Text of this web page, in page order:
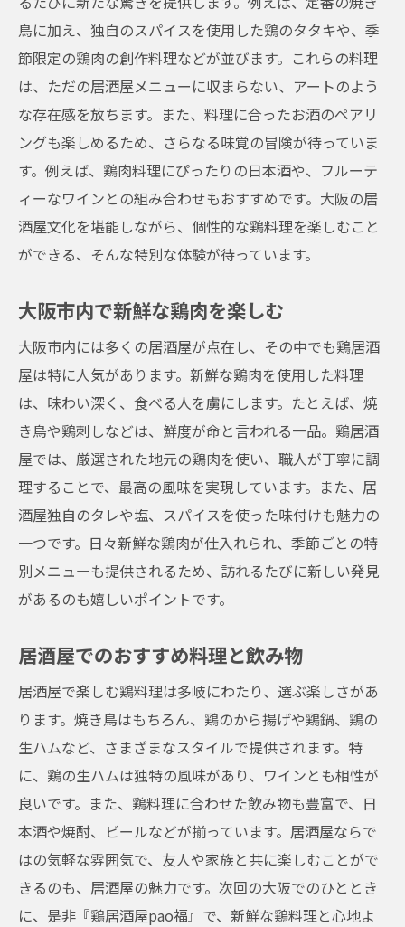
鳥に加え、独自のスパイスを使用した鶏のタタキや、季
節限定の鶏肉の創作料理などが並びます。これらの料理
は、ただの居酒屋メニューに収まらない、アートのよう
な存在感を放ちます。また、料理に合ったお酒のペアリ
ングも楽しめるため、さらなる味覚の冒険が待っていま
す。例えば、鶏肉料理にぴったりの日本酒や、フルーテ
ィーなワインとの組み合わせもおすすめです。大阪の居
酒屋文化を堪能しながら、個性的な鶏料理を楽しむこと
ができる、そんな特別な体験が待っています。
大阪市内で新鮮な鶏肉を楽しむ
大阪市内には多くの居酒屋が点在し、その中でも鶏居酒
屋は特に人気があります。新鮮な鶏肉を使用した料理
は、味わい深く、食べる人を虜にします。たとえば、焼
き鳥や鶏刺しなどは、鮮度が命と言われる一品。鶏居酒
屋では、厳選された地元の鶏肉を使い、職人が丁寧に調
理することで、最高の風味を実現しています。また、居
酒屋独自のタレや塩、スパイスを使った味付けも魅力の
一つです。日々新鮮な鶏肉が仕入れられ、季節ごとの特
別メニューも提供されるため、訪れるたびに新しい発見
があるのも嬉しいポイントです。
居酒屋でのおすすめ料理と飲み物
居酒屋で楽しむ鶏料理は多岐にわたり、選ぶ楽しさがあ
ります。焼き鳥はもちろん、鶏のから揚げや鶏鍋、鶏の
生ハムなど、さまざまなスタイルで提供されます。特
に、鶏の生ハムは独特の風味があり、ワインとも相性が
良いです。また、鶏料理に合わせた飲み物も豊富で、日
本酒や焼酎、ビールなどが揃っています。居酒屋ならで
はの気軽な雰囲気で、友人や家族と共に楽しむことがで
きるのも、居酒屋の魅力です。次回の大阪でのひととき
に、是非『鶏居酒屋pao福』で、新鮮な鶏料理と心地よ